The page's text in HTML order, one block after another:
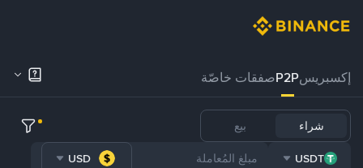
إكسبريسP2Pصفقات خاصّة
شراء بيع
USDT
USD